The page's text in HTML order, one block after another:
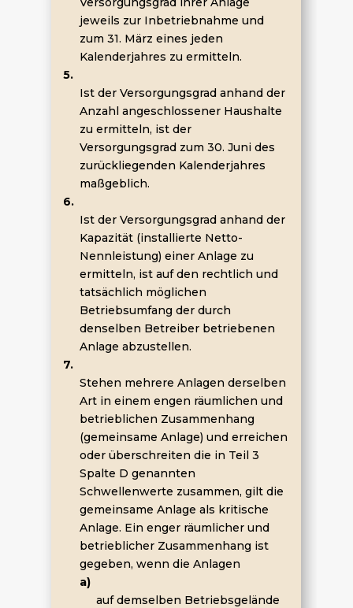
jeweils zur Inbetriebnahme und
zum 31. März eines jeden
Kalenderjahres zu ermitteln.
5.
Ist der Versorgungsgrad anhand der
Anzahl angeschlossener Haushalte
zu ermitteln, ist der
Versorgungsgrad zum 30. Juni des
zurückliegenden Kalenderjahres
maßgeblich.
6.
Ist der Versorgungsgrad anhand der
Kapazität (installierte Netto-
Nennleistung) einer Anlage zu
ermitteln, ist auf den rechtlich und
tatsächlich möglichen
Betriebsumfang der durch
denselben Betreiber betriebenen
Anlage abzustellen.
7.
Stehen mehrere Anlagen derselben
Art in einem engen räumlichen und
betrieblichen Zusammenhang
(gemeinsame Anlage) und erreichen
oder überschreiten die in Teil 3
Spalte D genannten
Schwellenwerte zusammen, gilt die
gemeinsame Anlage als kritische
Anlage. Ein enger räumlicher und
betrieblicher Zusammenhang ist
gegeben, wenn die Anlagen
a)
auf demselben Betriebsgelände